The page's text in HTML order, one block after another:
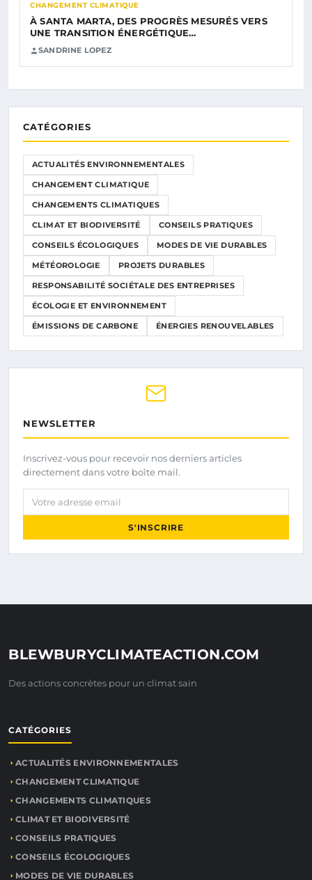
CHANGEMENT CLIMATIQUE
À SANTA MARTA, DES PROGRÈS MESURÉS VERS
UNE TRANSITION ÉNERGÉTIQUE…
SANDRINE LOPEZ
CATÉGORIES
ACTUALITÉS ENVIRONNEMENTALES
CHANGEMENT CLIMATIQUE
CHANGEMENTS CLIMATIQUES
CLIMAT ET BIODIVERSITÉ CONSEILS PRATIQUES
CONSEILS ÉCOLOGIQUES MODES DE VIE DURABLES
MÉTÉOROLOGIE PROJETS DURABLES
RESPONSABILITÉ SOCIÉTALE DES ENTREPRISES
ÉCOLOGIE ET ENVIRONNEMENT
ÉMISSIONS DE CARBONE ÉNERGIES RENOUVELABLES
NEWSLETTER
Inscrivez-vous pour recevoir nos derniers articles
directement dans votre boîte mail.
Votre adresse email
S'INSCRIRE
BLEWBURYCLIMATEACTION.COM
Des actions concrètes pour un climat sain
CATÉGORIES
ACTUALITÉS ENVIRONNEMENTALES
CHANGEMENT CLIMATIQUE
CHANGEMENTS CLIMATIQUES
CLIMAT ET BIODIVERSITÉ
CONSEILS PRATIQUES
CONSEILS ÉCOLOGIQUES
MODES DE VIE DURABLES